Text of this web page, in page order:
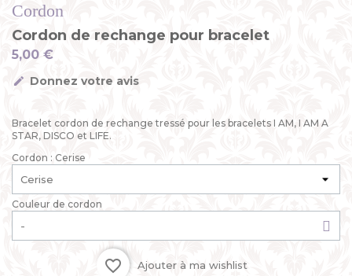
Cordon
Cordon de rechange pour bracelet
5,00 €
Donnez votre avis
Bracelet cordon de rechange tressé pour les bracelets I AM, I AM A
STAR, DISCO et LIFE.
Cordon : Cerise
Couleur de cordon
favorite_border Ajouter à ma wishlist